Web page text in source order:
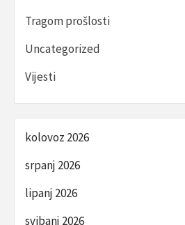
Tragom prošlosti
Uncategorized
Vijesti
kolovoz 2026
srpanj 2026
lipanj 2026
svibanj 2026